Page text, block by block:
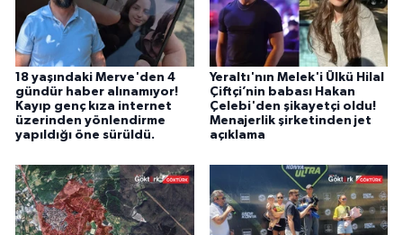
18 yaşındaki Merve'den 4
gündür haber alınamıyor!
Kayıp genç kıza internet
üzerinden yönlendirme
yapıldığı öne sürüldü.
Yeraltı'nın Melek'i Ülkü Hilal
Çiftçi’nin babası Hakan
Çelebi'den şikayetçi oldu!
Menajerlik şirketinden jet
açıklama